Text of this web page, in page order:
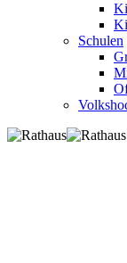
Schulen